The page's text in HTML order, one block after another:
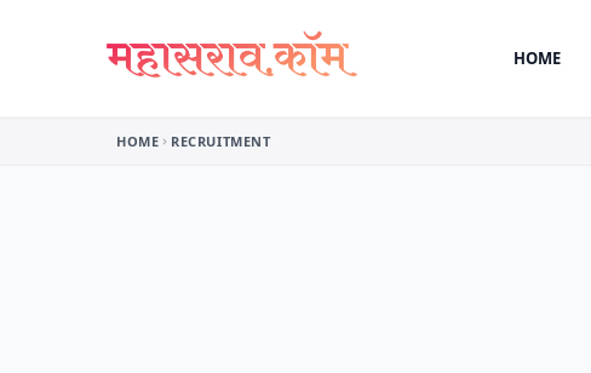
HOME
HOME RECRUITMENT